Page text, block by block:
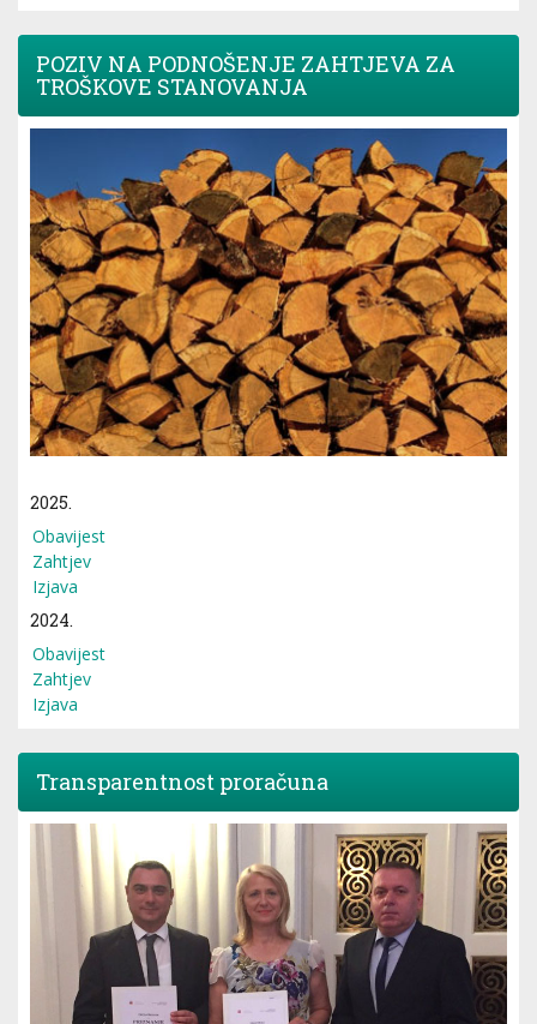
POZIV NA PODNOŠENJE ZAHTJEVA ZA
TROŠKOVE STANOVANJA
2025.
Obavijest
Zahtjev
Izjava
2024.
Obavijest
Zahtjev
Izjava
Transparentnost proračuna